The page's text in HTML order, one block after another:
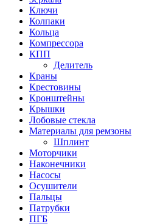
Ключи
Колпаки
Кольца
Компрессора
КПП
Делитель
Краны
Крестовины
Кронштейны
Крышки
Лобовые стекла
Материалы для ремзоны
Шплинт
Моторчики
Наконечники
Насосы
Осушители
Пальцы
Патрубки
ПГБ